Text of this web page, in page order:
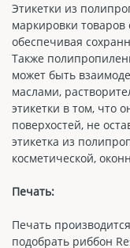
Этикетки из
маркировки
обеспечивая
Также
может быть
маслами,
этикетки в том, что
поверхостей, не
этикетка из
косметической,
Печать:
Печать
подобрать риббон